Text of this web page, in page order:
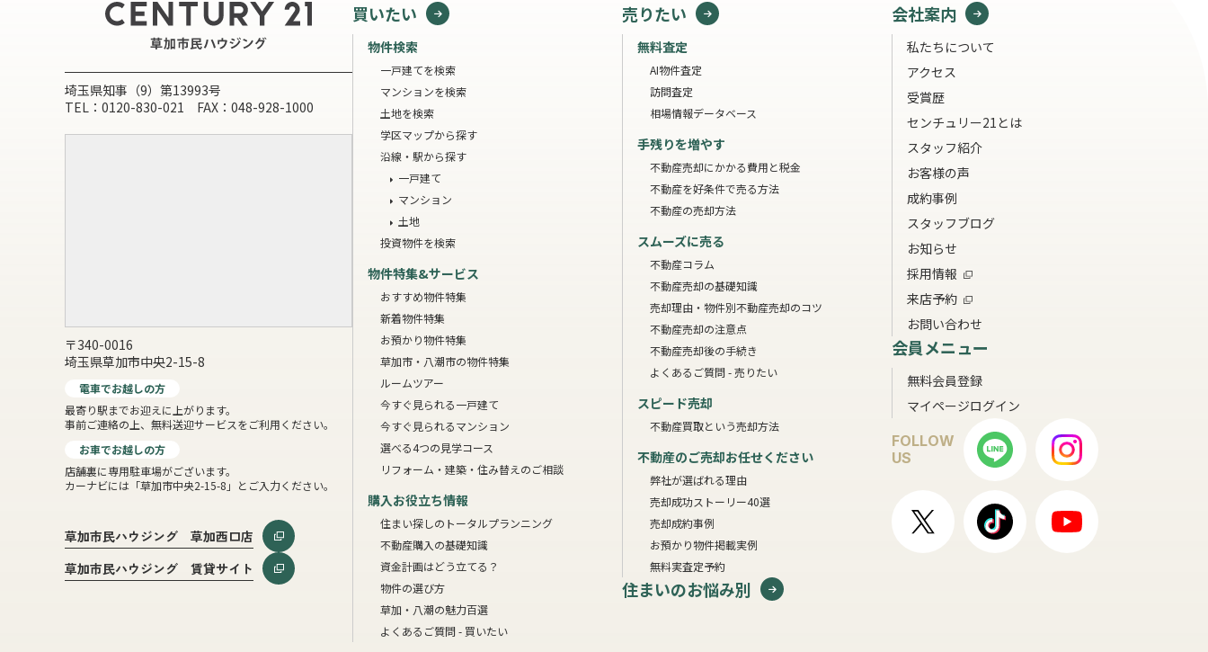
埼玉県知事（9）第13993号
TEL：0120-830-021 FAX：048-928-1000
〒340-0016
埼玉県草加市中央2-15-8
電車でお越しの方
最寄り駅までお迎えに上がります。
事前ご連絡の上、無料送迎サービスをご利用ください。
お車でお越しの方
店舗裏に専用駐車場がございます。
カーナビには「草加市中央2-15-8」とご入力ください。
草加市民ハウジング 草加西口店
草加市民ハウジング 賃貸サイト
買いたい
物件検索
一戸建てを検索
マンションを検索
土地を検索
学区マップから探す
沿線・駅から探す
一戸建て
マンション
土地
投資物件を検索
物件特集&サービス
おすすめ物件特集
新着物件特集
お預かり物件特集
草加市・八潮市の物件特集
ルームツアー
今すぐ見られる一戸建て
今すぐ見られるマンション
選べる4つの見学コース
リフォーム・建築・住み替えのご相談
購入お役立ち情報
住まい探しのトータルプランニング
不動産購入の基礎知識
資金計画はどう立てる？
物件の選び方
草加・八潮の魅力百選
よくあるご質問 - 買いたい
売りたい
無料査定
AI物件査定
訪問査定
相場情報データベース
手残りを増やす
不動産売却にかかる費用と税金
不動産を好条件で売る方法
不動産の売却方法
スムーズに売る
不動産コラム
不動産売却の基礎知識
売却理由・物件別不動産売却のコツ
不動産売却の注意点
不動産売却後の手続き
よくあるご質問 - 売りたい
スピード売却
不動産買取という売却方法
不動産のご売却お任せください
弊社が選ばれる理由
売却成功ストーリー40選
売却成約事例
お預かり物件掲載実例
無料実査定予約
住まいのお悩み別
会社案内
私たちについて
アクセス
受賞歴
センチュリー21とは
スタッフ紹介
お客様の声
成約事例
スタッフブログ
お知らせ
採用情報
来店予約
お問い合わせ
会員メニュー
無料会員登録
マイページログイン
FOLLOW
US